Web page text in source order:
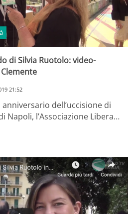
di Silvia Ruotolo: video-
21:52
dell’uccisione di
Napoli, l’Associazione Libera…